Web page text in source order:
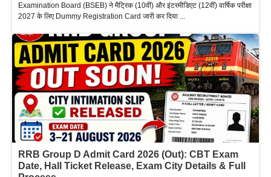
Examination Board (BSEB) ने मैट्रिक (10वीं) और इंटरमीडिएट (12वीं) वार्षिक परीक्षा
2027 के लिए Dummy Registration Card जारी कर दिया ...
RRB Group D Admit Card 2026 (Out): CBT Exam
Date, Hall Ticket Release, Exam City Details & Full